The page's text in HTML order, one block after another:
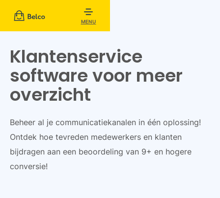
MENU
Klantenservice
softwarevoor meer
overzicht
Beheer al je communicatiekanalen in één oplossing!
Ontdek hoe tevreden medewerkers en klanten
bijdragen aan een beoordeling van 9+ en hogere
conversie!